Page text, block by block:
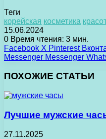
Теги
корейская косметика
15.06.2024
0 Время чтения: 3 мин.
Facebook X Pinterest
Messenger Messenger
ПОХОЖИЕ СТАТЬИ
Лучшие мужские
27.11.2025